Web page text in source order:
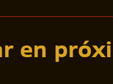
en